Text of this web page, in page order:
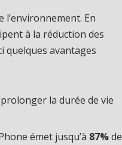
En
à la réduction des
quelques avantages
la durée de vie
émet jusqu’à 87%de